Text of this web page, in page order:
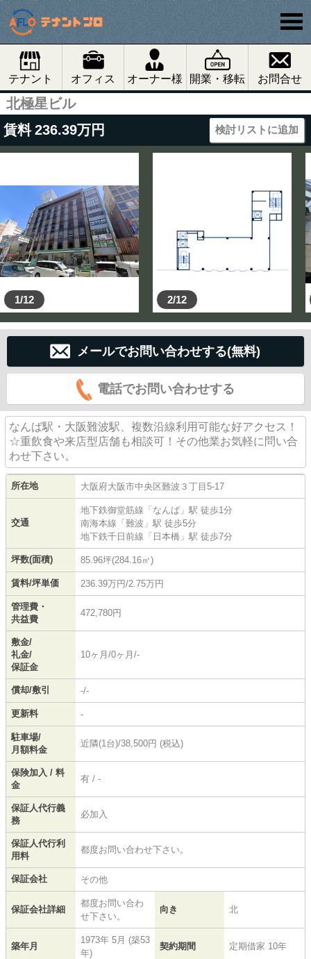
テナント オフィス オーナー様 開業・移転 お問合せ
北極星ビル
賃料 236.39万円 検討リストに追加
1/12 2/12
メールでお問い合わせする(無料)
電話でお問い合わせする
なんば駅・大阪難波駅、複数沿線利用可能な好アクセス！
☆重飲食や来店型店舗も相談可！その他業お気軽に問い合
わせ下さい。
所在地 大阪府大阪市中央区難波 ３丁目5-17
交通
地下鉄御堂筋線 「なんば 」駅 徒歩1分
南海本線 「難波 」駅 徒歩5分
地下鉄千日前線 「 日本橋 」駅 徒歩7分
坪数(面積) 85.96坪(284.16㎡)
賃料/坪単価 236.39万円/2.75万円
管理費・
共益費
472,780円
敷金/
礼金/
保証金
10ヶ月/0ヶ月/-
償却/敷引 -/-
更新料 -
駐車場/
月額料金
近隣(1台)/38,500円 (税込)
保険加入 / 料
金
有 / -
保証人代行義
務
必加入
保証人代行利
用料
都度お問い合わせ下さい。
保証会社 その他
保証会社詳細
都度お問い合わ
せ下さい。
向き 北
築年月
1973年 5月 (築53
年)
契約期間 定期借家 10年